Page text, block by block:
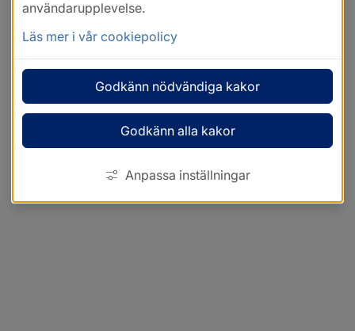
användarupplevelse.
Läs mer i vår cookiepolicy
Godkänn nödvändiga kakor
Godkänn alla kakor
Anpassa inställningar